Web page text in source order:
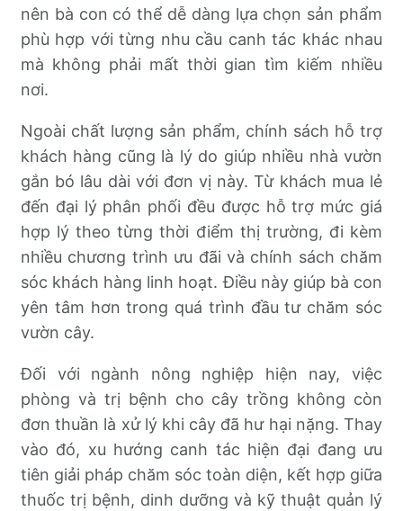
nên bà con có thể dễ dàng lựa chọn sản phẩm
phù hợp với từng nhu cầu canh tác khác nhau
mà không phải mất thời gian tìm kiếm nhiều
nơi.
Ngoài chất lượng sản phẩm, chính sách hỗ trợ
khách hàng cũng là lý do giúp nhiều nhà vườn
gắn bó lâu dài với đơn vị này. Từ khách mua lẻ
đến đại lý phân phối đều được hỗ trợ mức giá
hợp lý theo từng thời điểm thị trường, đi kèm
nhiều chương trình ưu đãi và chính sách chăm
sóc khách hàng linh hoạt. Điều này giúp bà con
yên tâm hơn trong quá trình đầu tư chăm sóc
vườn cây.
Đối với ngành nông nghiệp hiện nay, việc
phòng và trị bệnh cho cây trồng không còn
đơn thuần là xử lý khi cây đã hư hại nặng. Thay
vào đó, xu hướng canh tác hiện đại đang ưu
tiên giải pháp chăm sóc toàn diện, kết hợp giữa
thuốc trị bệnh, dinh dưỡng và kỹ thuật quản lý